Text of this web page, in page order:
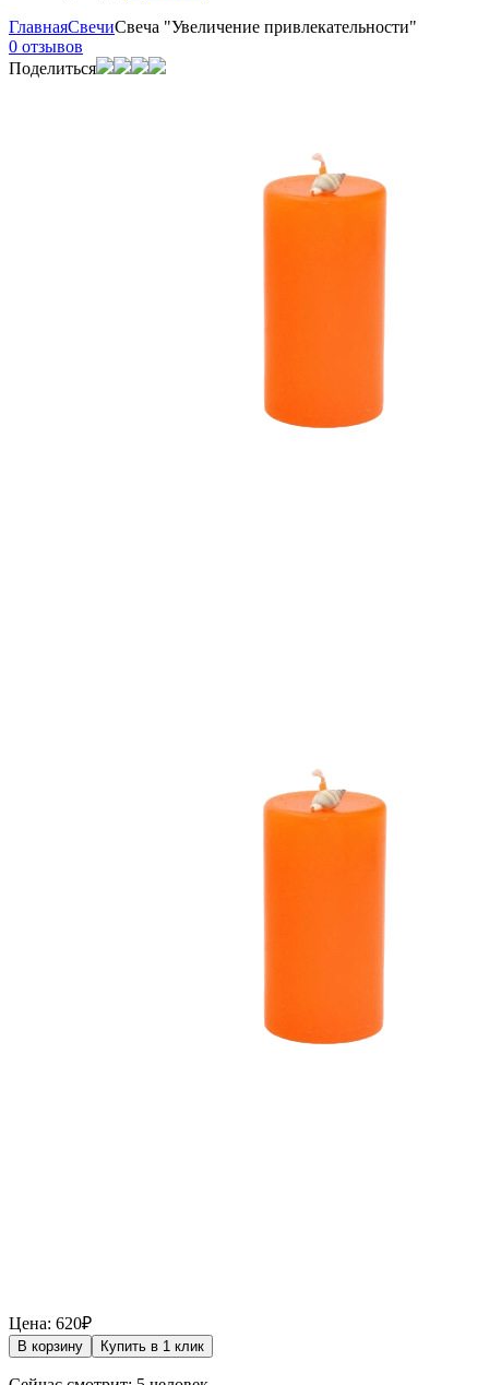
ГлавнаяСвечиСвеча "Увеличение привлекательности"
0 отзывов
Поделиться
Цена: 620₽
В корзину Купить в 1 клик